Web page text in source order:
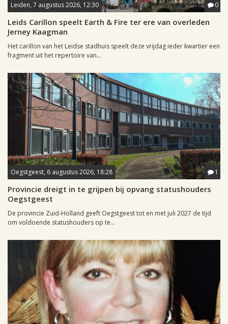
Leiden, 7 augustus 2026, 12:30 0
Leids Carillon speelt Earth & Fire ter ere van overleden
Jerney Kaagman
Het carillon van het Leidse stadhuis speelt deze vrijdag ieder kwartier een
fragment uit het repertoire van...
Oegstgeest, 6 augustus 2026, 18:28 1
Provincie dreigt in te grijpen bij opvang statushouders
Oegstgeest
De provincie Zuid-Holland geeft Oegstgeest tot en met juli 2027 de tijd
om voldoende statushouders op te...